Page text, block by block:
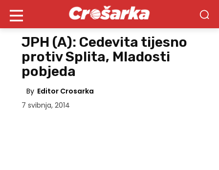
JPH (A): Cedevita tijesno
protiv Splita, Mladosti
pobjeda
By Editor Crosarka
7 svibnja, 2014